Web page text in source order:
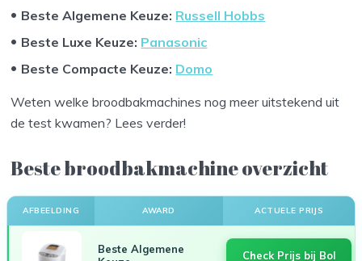
Beste Algemene Keuze: Russell Hobbs
Beste Luxe Keuze: Panasonic
Beste Compacte Keuze: Domo
Weten welke broodbakmachines nog meer uitstekend uit
de test kwamen? Lees verder!
Beste broodbakmachine overzicht
AFBEELDING AWARD ACTUELE PRIJS
Beste Algemene
Check Prijs bij Bol